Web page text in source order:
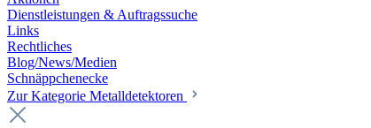
Dienstleistungen & Auftragssuche
Links
Rechtliches
Blog/News/Medien
Schnäppchenecke
Zur Kategorie Metalldetektoren